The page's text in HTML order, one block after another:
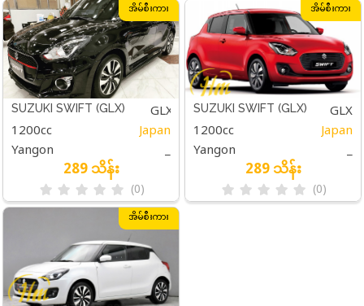
အိမ်စီးကား
SUZUKI SWIFT (GLX)
BLACK
GLX
1200cc Japan
Yangon _
289 သိန်း
(0)
အိမ်စီးကား
SUZUKI SWIFT (GLX)
RED
GLX
1200cc Japan
Yangon _
289 သိန်း
(0)
အိမ်စီးကား